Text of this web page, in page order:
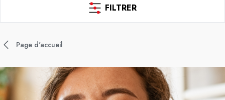
FILTRER
Page d'accueil